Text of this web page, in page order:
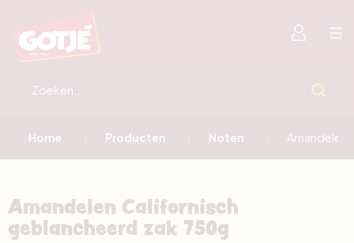
Home Producten Noten Amandelen
Amandelen Californisch
geblancheerd zak 750g